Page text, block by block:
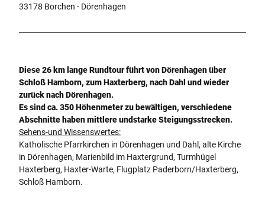
33178 Borchen - Dörenhagen
Diese 26 km lange Rundtour führt von Dörenhagen über
Schloß Hamborn, zum Haxterberg, nach Dahl und wieder
zurück nach Dörenhagen.
Es sind ca. 350 Höhenmeter zu bewältigen, verschiedene
Abschnitte haben mittlere undstarke Steigungsstrecken.
Sehens-und Wissenswertes:
Katholische Pfarrkirchen in Dörenhagen und Dahl, alte Kirche
in Dörenhagen, Marienbild im Haxtergrund, Turmhügel
Haxterberg, Haxter-Warte, Flugplatz Paderborn/Haxterberg,
Schloß Hamborn.